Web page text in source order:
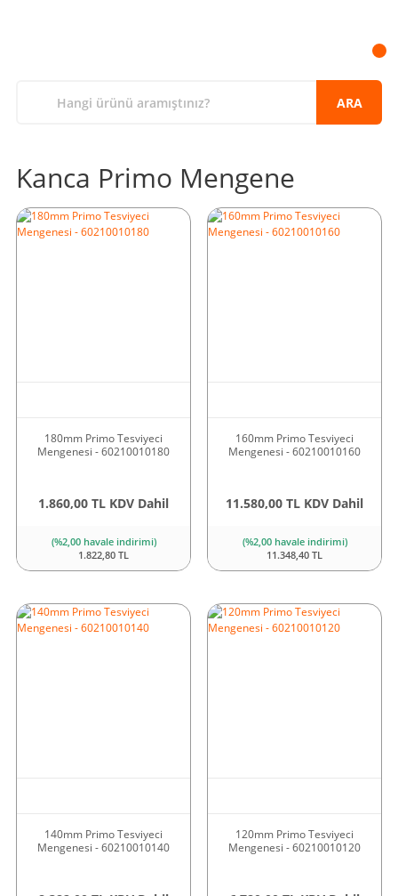
ARA
Kanca Primo Mengene
180mm Primo Tesviyeci
Mengenesi - 60210010180
1.860,00 TL KDV Dahil
(%2,00 havale indirimi)
1.822,80 TL
160mm Primo Tesviyeci
Mengenesi - 60210010160
11.580,00 TL KDV Dahil
(%2,00 havale indirimi)
11.348,40 TL
140mm Primo Tesviyeci
Mengenesi - 60210010140
120mm Primo Tesviyeci
Mengenesi - 60210010120